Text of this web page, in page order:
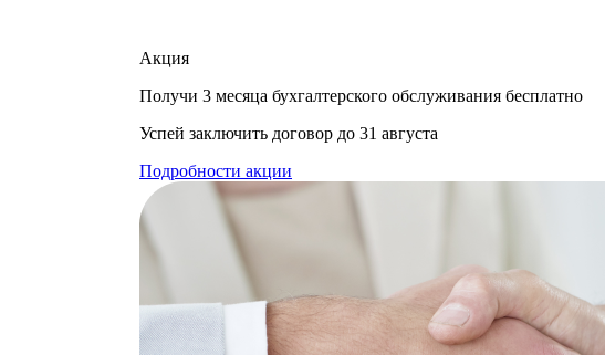
Акция
Получи 3 месяца бухгалтерского обслуживания бесплатно
Успей заключить договор до 31 августа
Подробности акции